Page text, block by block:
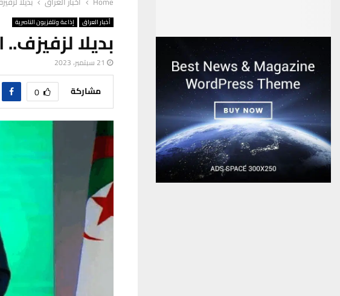
أخبار العراق إذاعة وتلفزيون الناصرية
بديلا لزفيزف..
21 سبتمبر، 2023
مشاركة 0